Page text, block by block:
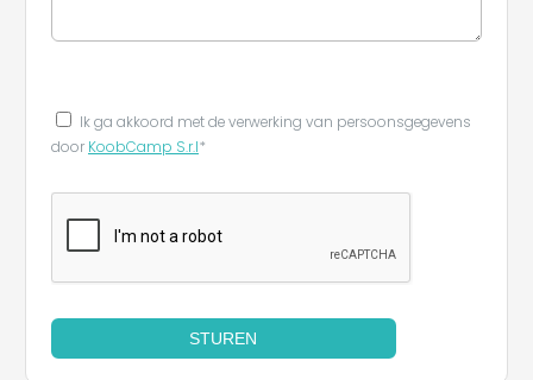
Ik ga akkoord met de verwerking van persoonsgegevens
door KoobCamp S.r.l*
STUREN